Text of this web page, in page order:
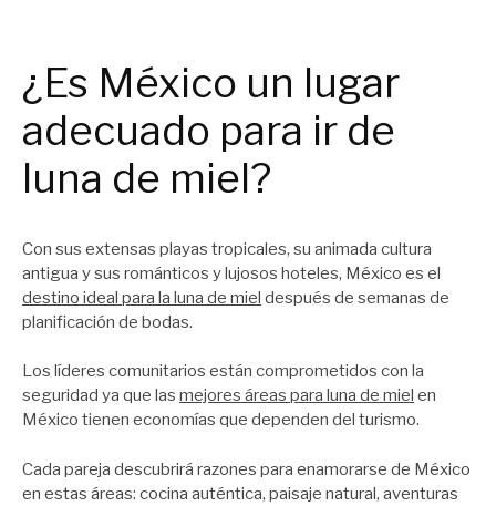
¿Es México un lugar
adecuado para ir de
luna de miel?
Con sus extensas playas tropicales, su animada cultura
antigua y sus románticos y lujosos hoteles, México es el
destino ideal para la luna de miel después de semanas de
planificación de bodas.
Los líderes comunitarios están comprometidos con la
seguridad ya que las mejores áreas para luna de miel en
México tienen economías que dependen del turismo.
Cada pareja descubrirá razones para enamorarse de México
en estas áreas: cocina auténtica, paisaje natural, aventuras